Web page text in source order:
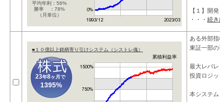
平均年利：56%
勝率 ：78%
（月単位）
【１】開発
・・・ 続
■１０億以上銘柄寄り引けシステム（シストレ魂）
累積利益率
23年8ヶ月で
1395%
ある外部
東証一部
最大レバ
投資ロジ
本システ